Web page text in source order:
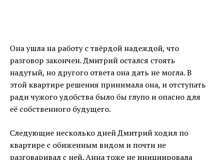
Она ушла на работу с твёрдой надеждой, что
разговор закончен. Дмитрий остался стоять
надутый, но другого ответа она дать не могла. В
этой квартире решения принимала она, и отступать
ради чужого удобства было бы глупо и опасно для
её собственного будущего.
Следующие несколько дней Дмитрий ходил по
квартире с обиженным видом и почти не
разговаривал с ней. Анна тоже не инициировала